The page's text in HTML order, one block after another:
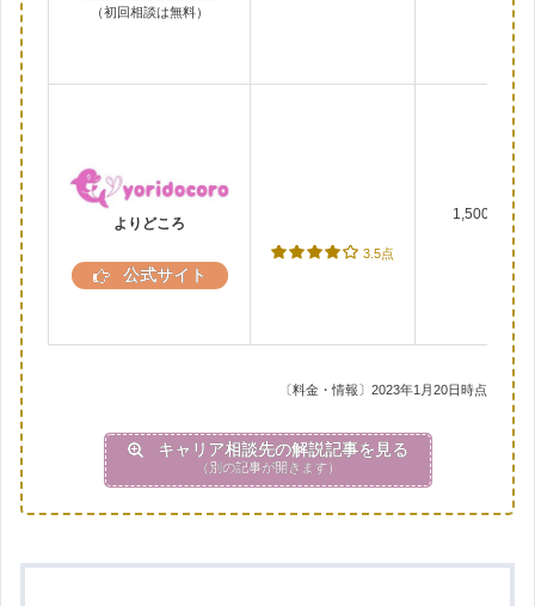
（初回相談は無料）
よりどころ
公式サイト
3.5点
1,500円～／
〔料金・情報〕2023年1月20日時点
キャリア相談先の解説記事を見る
（別の記事が開きます）